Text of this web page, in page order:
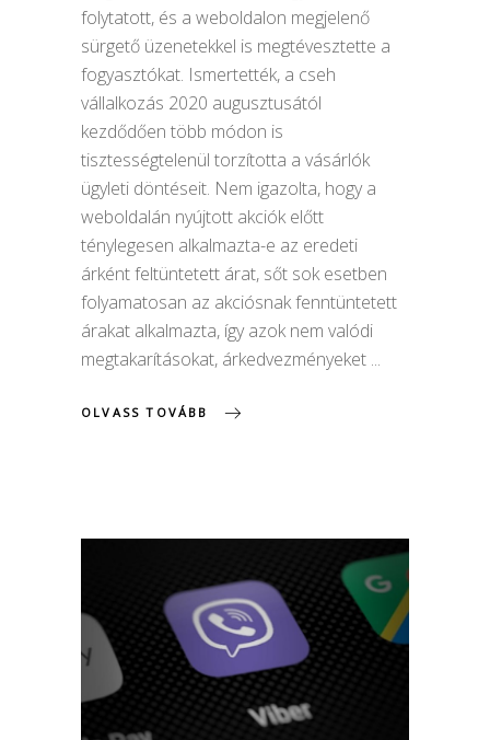
folytatott, és a weboldalon megjelenő
sürgető üzenetekkel is megtévesztette a
fogyasztókat. Ismertették, a cseh
vállalkozás 2020 augusztusától
kezdődően több módon is
tisztességtelenül torzította a vásárlók
ügyleti döntéseit. Nem igazolta, hogy a
weboldalán nyújtott akciók előtt
ténylegesen alkalmazta-e az eredeti
árként feltüntetett árat, sőt sok esetben
folyamatosan az akciósnak fenntüntetett
árakat alkalmazta, így azok nem valódi
megtakarításokat, árkedvezményeket
OLVASS TOVÁBB